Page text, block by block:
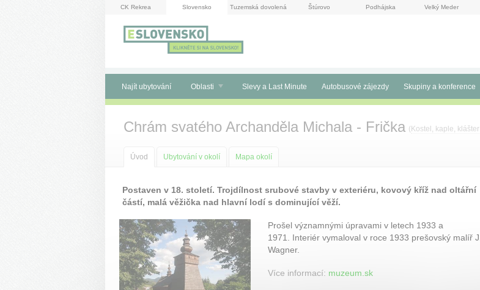
CK Rekrea Slovensko Tuzemská dovolená Štúrovo Podhájska Velký Meder
Najít ubytování Oblasti Slevy a Last Minute Autobusové zájezdy Skupiny a konference
Chrám svatého Archanděla Michala - Frička ( Kostel, kaple, klášter
Úvod Ubytování v okolí Mapa okolí
Postaven v 18. století. Trojdílnost srubové stavby v exteriéru, kovový kříž nad oltářní
částí, malá věžička nad hlavní lodí s dominující věží.
Prošel významnými úpravami v letech 1933 a
1971. Interiér vymaloval v roce 1933 prešovský malíř J.
Wagner.
Více informací: muzeum.sk